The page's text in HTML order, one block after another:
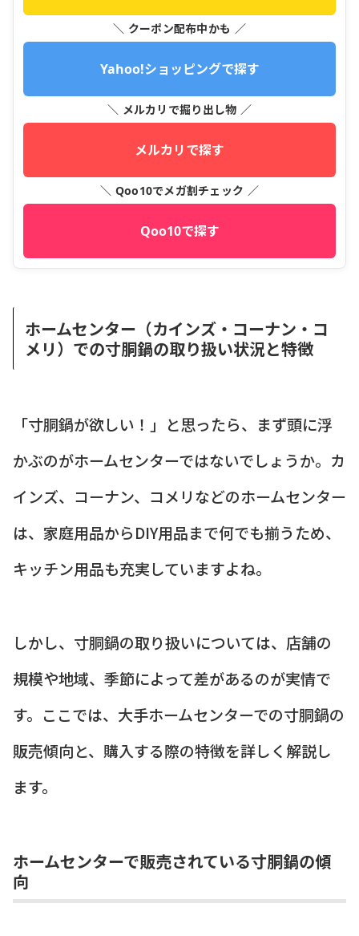
＼ クーポン配布中かも ／
Yahoo!ショッピングで探す
＼ メルカリで掘り出し物 ／
メルカリで探す
＼ Qoo10でメガ割チェック ／
Qoo10で探す
ホームセンター（カインズ・コーナン・コ
メリ）での寸胴鍋の取り扱い状況と特徴
「寸胴鍋が欲しい！」と思ったら、まず頭に浮
かぶのがホームセンターではないでしょうか。カ
インズ、コーナン、コメリなどのホームセンター
は、家庭用品からDIY用品まで何でも揃うため、
キッチン用品も充実していますよね。
しかし、寸胴鍋の取り扱いについては、店舗の
規模や地域、季節によって差があるのが実情で
す。ここでは、大手ホームセンターでの寸胴鍋の
販売傾向と、購入する際の特徴を詳しく解説し
ます。
ホームセンターで販売されている寸胴鍋の傾
向